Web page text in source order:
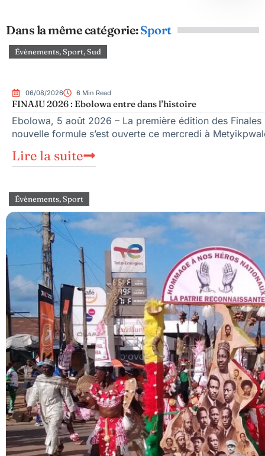
Dans la même catégorie:Sport
Évènements,Sport,Sud
06/08/2026 6 Min Read
FINAJU 2026 : Ebolowa entre dans l’histoire
Ebolowa, 5 août 2026 – La première édition des
nouvelle formule s’est ouverte ce mercredi à
Lire la suite
Évènements,Sport